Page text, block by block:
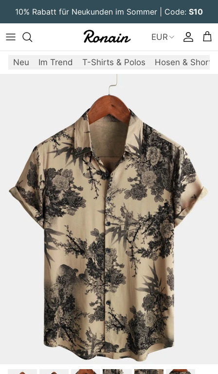
Direkt zum Inhalt
10% Rabatt für Neukunden im Sommer | Code: S10
EUR Konto
Neu Im Trend T-Shirts & Polos Hosen & Shorts